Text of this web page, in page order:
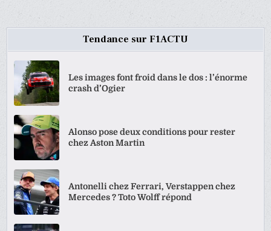
Tendance sur F1ACTU
Les images font froid dans le dos : l’énorme
crash d’Ogier
Alonso pose deux conditions pour rester
chez Aston Martin
Antonelli chez Ferrari, Verstappen chez
Mercedes ? Toto Wolff répond